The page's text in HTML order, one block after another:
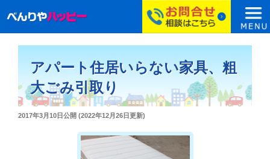
アパート住居いらない家具、粗
大ごみ引取り
投
2017年3月10日公開 (2022年12月26日更新)